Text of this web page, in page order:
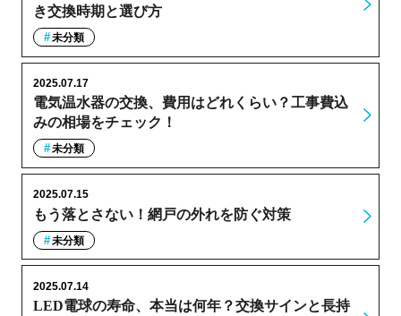
き交換時期と選び方
未分類
電気温水器の交換、費用はどれくらい？工事費込
みの相場をチェック！
2025.07.17
未分類
もう落とさない！網戸の外れを防ぐ対策
2025.07.15
未分類
LED電球の寿命、本当は何年？交換サインと長持
2025.07.14